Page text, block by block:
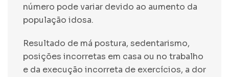
número pode variar devido ao aumento da
população idosa.
Resultado de má postura, sedentarismo,
posições incorretas em casa ou no trabalho
e da execução incorreta de exercícios, a dor